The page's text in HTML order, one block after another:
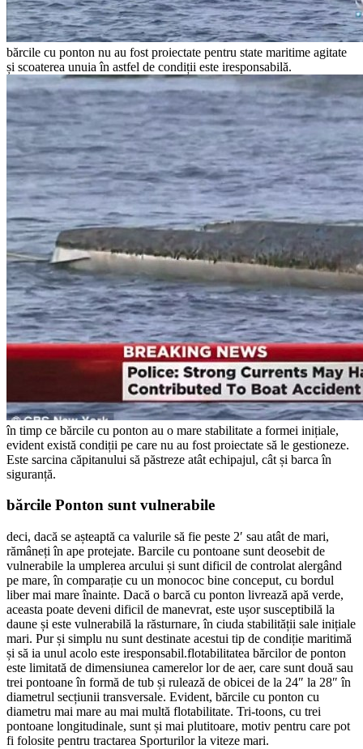
bărcile cu ponton nu au fost proiectate pentru state maritime agitate
și scoaterea unuia în astfel de condiții este iresponsabilă.
în timp ce bărcile cu ponton au o mare stabilitate a formei inițiale,
evident există condiții pe care nu au fost proiectate să le gestioneze.
Este sarcina căpitanului să păstreze atât echipajul, cât și barca în
siguranță.
bărcile Ponton sunt vulnerabile
deci, dacă se așteaptă ca valurile să fie peste 2′ sau atât de mari,
rămâneți în ape protejate. Barcile cu pontoane sunt deosebit de
vulnerabile la umplerea arcului și sunt dificil de controlat alergând
pe mare, în comparație cu un monococ bine conceput, cu bordul
liber mai mare înainte. Dacă o barcă cu ponton livrează apă verde,
aceasta poate deveni dificil de manevrat, este ușor susceptibilă la
daune și este vulnerabilă la răsturnare, în ciuda stabilității sale inițiale
mari. Pur și simplu nu sunt destinate acestui tip de condiție maritimă
și să ia unul acolo este iresponsabil.flotabilitatea bărcilor de ponton
este limitată de dimensiunea camerelor lor de aer, care sunt două sau
trei pontoane în formă de tub și rulează de obicei de la 24″ la 28″ în
diametrul secțiunii transversale. Evident, bărcile cu ponton cu
diametru mai mare au mai multă flotabilitate. Tri-toons, cu trei
pontoane longitudinale, sunt și mai plutitoare, motiv pentru care pot
fi folosite pentru tractarea Sporturilor la viteze mari.